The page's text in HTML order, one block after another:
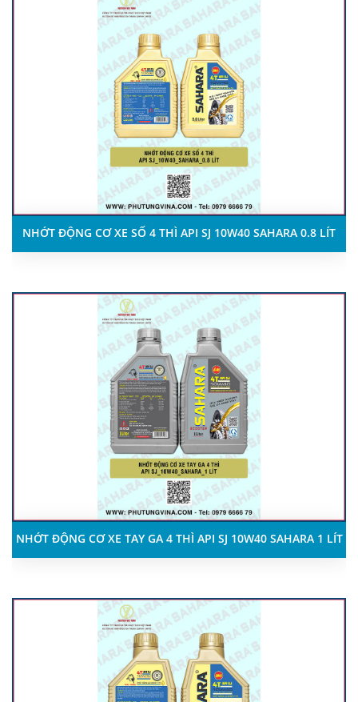
NHỚT ĐỘNG CƠ XE SỐ 4 THÌ API SJ 10W40 SAHARA 0.8 LÍT
NHỚT ĐỘNG CƠ XE TAY GA 4 THÌ API SJ 10W40 SAHARA 1 LÍT